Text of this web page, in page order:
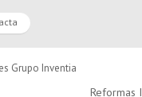
Reformas